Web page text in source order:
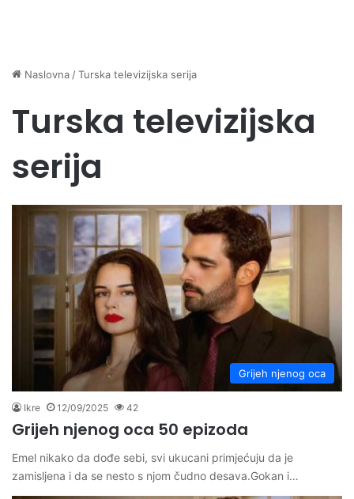
Naslovna /Turska televizijska serija
Turska televizijska
serija
Grijeh njenog oca
Ikre 12/09/2025 42
Grijeh njenog oca 50 epizoda
Emel nikako da dođe sebi, svi ukucani primjećuju da je
zamisljena i da se nesto s njom čudno desava.Gokan i…